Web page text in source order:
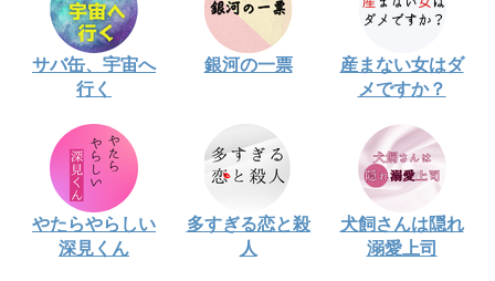
サバ缶、宇宙へ
行く
銀河の一票
産まない女はダ
メですか？
やたらやらしい
深見くん
多すぎる恋と殺
人
犬飼さんは隠れ
溺愛上司